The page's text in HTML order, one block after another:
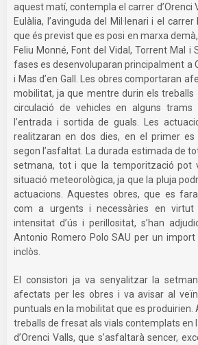
aquest matí, contempla el carrer d’Orenci
Eulàlia, l’avinguda del Mil·lenari i el
que és previst que es posi en marxa
Feliu Monné, Font del Vidal, Torrent Mal i
fases es desenvoluparan principalment a
i Mas d’en Gall. Les obres comportaran
mobilitat, ja que mentre durin els treballs
circulació de vehicles en alguns
l’entrada i sortida de guals. Les
realitzaran en dos dies, en el primer
segon l’asfaltat. La durada estimada de
setmana, tot i que la temporització pot
situació meteorològica, ja que la pluja
actuacions. Aquestes obres, que es
com a urgents i necessàries en virtut
intensitat d’ús i perillositat, s’han
Antonio Romero Polo SAU per un import
inclòs.
El consistori ja va senyalitzar la
afectats per les obres i va avisar al
puntuals en la mobilitat que es produirien.
treballs de fresat als vials contemplats en
d’Orenci Valls, que s’asfaltarà sencer,